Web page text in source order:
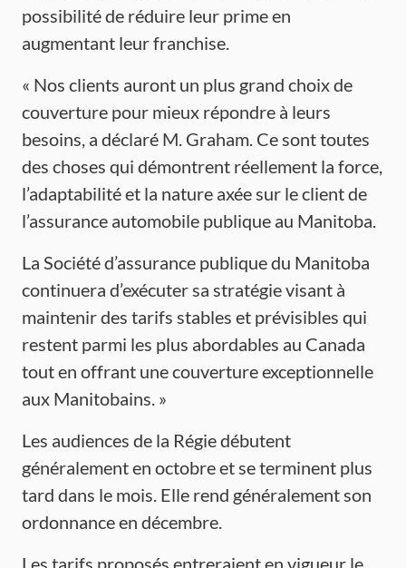
possibilité de réduire leur prime en
augmentant leur franchise.
« Nos clients auront un plus grand choix de
couverture pour mieux répondre à leurs
besoins, a déclaré M. Graham. Ce sont toutes
des choses qui démontrent réellement la force,
l’adaptabilité et la nature axée sur le client de
l’assurance automobile publique au Manitoba.
La Société d’assurance publique du Manitoba
continuera d’exécuter sa stratégie visant à
maintenir des tarifs stables et prévisibles qui
restent parmi les plus abordables au Canada
tout en offrant une couverture exceptionnelle
aux Manitobains. »
Les audiences de la Régie débutent
généralement en octobre et se terminent plus
tard dans le mois. Elle rend généralement son
ordonnance en décembre.
Les tarifs proposés entreraient en vigueur le